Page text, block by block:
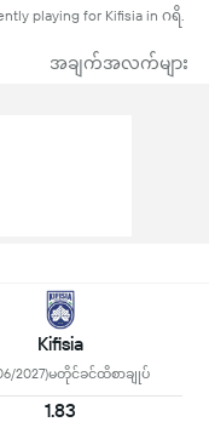
playing for Kifisia in ဂရိ.
အချက်အလက်များ
Kifisia
2027)မတိုင်ခင်ထိစာချုပ်
1.83